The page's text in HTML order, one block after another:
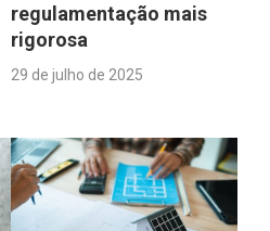
regulamentação mais
rigorosa
29 de julho de 2025